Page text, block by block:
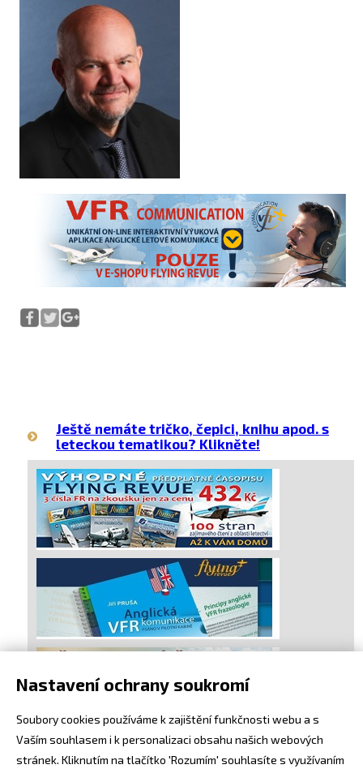
Ještě nemáte tričko, čepici, knihu apod. s
leteckou tematikou? Klikněte!
Nastavení ochrany soukromí
Soubory cookies používáme k zajištění funkčnosti webu a s
Vaším souhlasem i k personalizaci obsahu našich webových
stránek. Kliknutím na tlačítko 'Rozumím' souhlasíte s využívaním